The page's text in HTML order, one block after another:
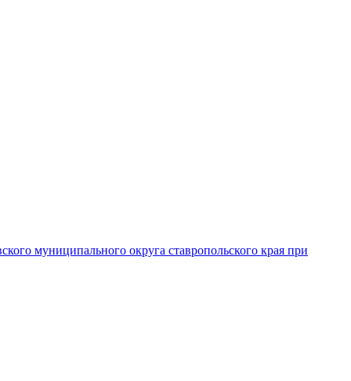
муниципального округа ставропольского края при